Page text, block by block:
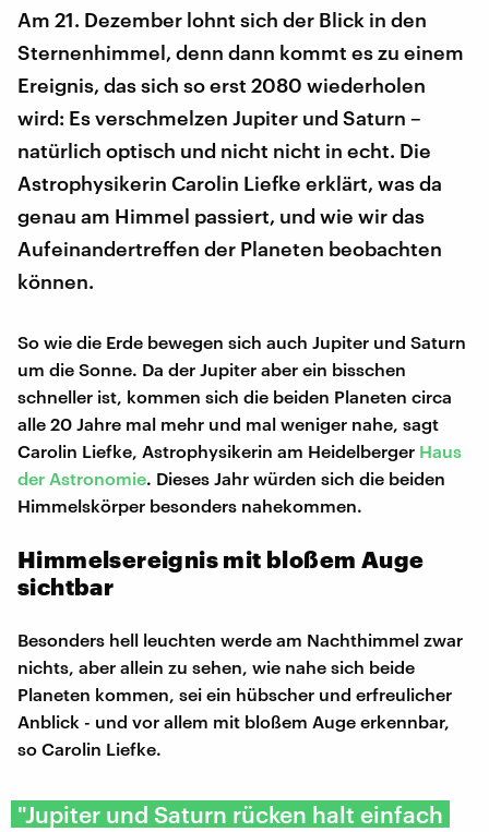
Am 21. Dezember lohnt sich der Blick in den
Sternenhimmel, denn dann kommt es zu einem
Ereignis, das sich so erst 2080 wiederholen
wird: Es verschmelzen Jupiter und Saturn –
natürlich optisch und nicht nicht in echt. Die
Astrophysikerin Carolin Liefke erklärt, was da
genau am Himmel passiert, und wie wir das
Aufeinandertreffen der Planeten beobachten
können.
So wie die Erde bewegen sich auch Jupiter und Saturn
um die Sonne. Da der Jupiter aber ein bisschen
schneller ist, kommen sich die beiden Planeten circa
alle 20 Jahre mal mehr und mal weniger nahe, sagt
Carolin Liefke, Astrophysikerin am Heidelberger Haus
der Astronomie. Dieses Jahr würden sich die beiden
Himmelskörper besonders nahekommen.
Himmelsereignis mit bloßem Auge
sichtbar
Besonders hell leuchten werde am Nachthimmel zwar
nichts, aber allein zu sehen, wie nahe sich beide
Planeten kommen, sei ein hübscher und erfreulicher
Anblick - und vor allem mit bloßem Auge erkennbar,
so Carolin Liefke.
"Jupiter und Saturn rücken halt einfach